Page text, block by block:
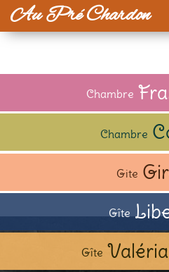
Au Pré Chardon
Chambre
Chambre
Gite
Gîte
Gîte